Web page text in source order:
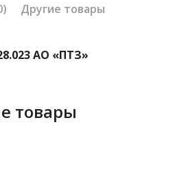
Другие товары
АО «ПТЗ»
товары